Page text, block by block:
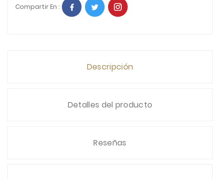
Compartir En :
Descripción
Detalles del producto
Reseñas